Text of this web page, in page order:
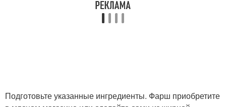
Подготовьте указанные ингредиенты. Фарш приобретите